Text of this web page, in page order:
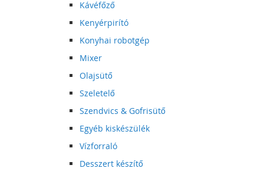
Kávéfőző
Kenyérpirító
Konyhai robotgép
Mixer
Olajsütő
Szeletelő
Szendvics & Gofrisütő
Egyéb kiskészülék
Vízforraló
Desszert készítő